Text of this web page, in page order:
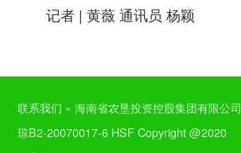
记者 | 黄薇 通讯员 杨颖
联系我们 » 海南省农垦投资控股集团有限公
琼B2-20070017-6 HSF Copyright @2020